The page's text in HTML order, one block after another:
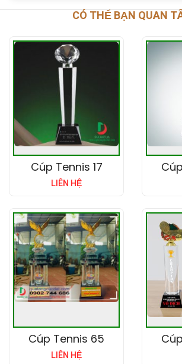
CÓ THỂ BẠN QUAN
Cúp Tennis 17
LIÊN HỆ
Cúp Tennis 65
LIÊN HỆ